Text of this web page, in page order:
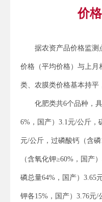
价
据农资产品价格监测
价格（平均价格）与上月
类、农膜类价格基本持平
化肥类共6个品种，
6%，国产）3.1元/公斤，
元/公斤，过磷酸钙（含
（含氧化钾≥60%，国产
磷总量64%，国产）3.65
钾各15%，国产）3.76元/